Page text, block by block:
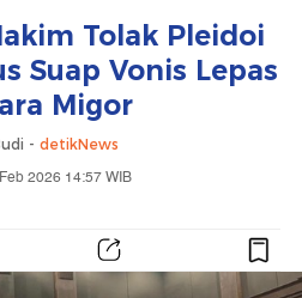
Tolak Pleidoi
Suap Vonis Lepas
Migor
- detikNews
2026 14:57 WIB